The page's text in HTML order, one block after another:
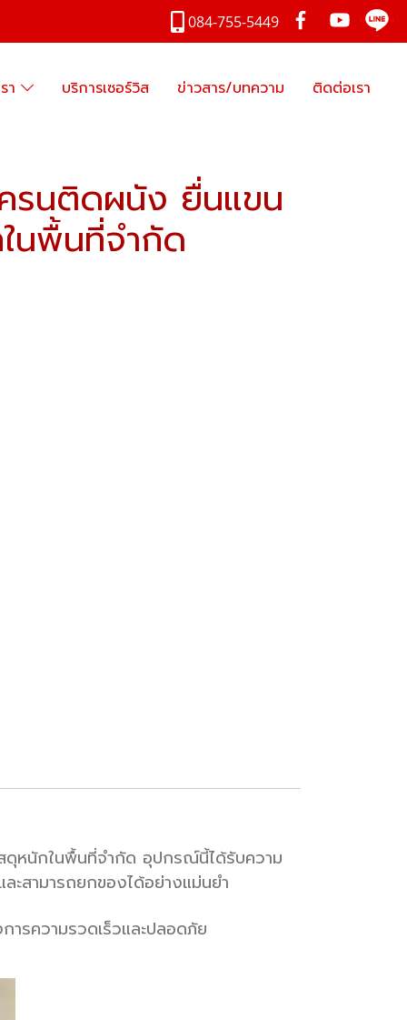
084-755-5449
า บริการเซอร์วิส ข่าวสาร/บทความ ติดต่อเรา
รนติดผนัง ยื่นแขน
นพื้นที่จำกัด
ดุหนักในพื้นที่จำกัด อุปกรณ์นี้ได้รับความ
สามารถยกของได้อย่างแม่นยำ
ารความรวดเร็วและปลอดภัย